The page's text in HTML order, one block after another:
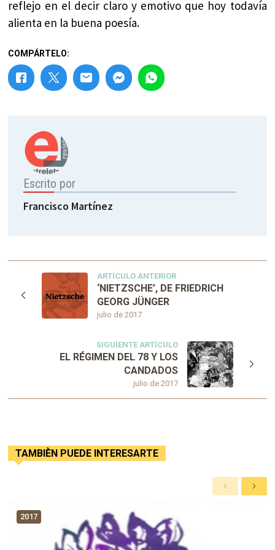
reflejo en el decir claro y emotivo que hoy todavía
alienta en la buena poesía.
COMPÁRTELO:
Escrito por
Francisco Martínez
ARTÍCULO ANTERIOR
julio de 2017
‘NIETZSCHE’, DE FRIEDRICH
GEORG JÜNGER
SIGUIENTE ARTÍCULO
julio de 2017
EL RÉGIMEN DEL 78 Y LOS
CANDADOS
TAMBIÈN PUEDE INTERESARTE
A
n
S
i
2017